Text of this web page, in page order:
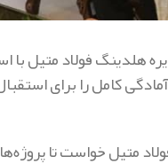
فولاد متیل با
کامل را برای
متیل خواست تا